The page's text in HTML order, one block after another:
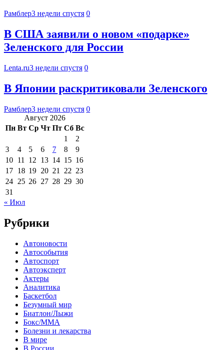
Рамблер3 недели спустя 0
В США заявили о новом «подарке»
Зеленского для России
Lenta.ru3 недели спустя 0
В Японии раскритиковали Зеленского
Рамблер3 недели спустя 0
Август 2026
Пн Вт Ср Чт Пт Сб Вс
1
2
3
4 5 6 7 8
9
10 11 12 13 14 15 16
17 18 19 20 21 22 23
24 25 26 27 28 29 30
31
« Июл
Рубрики
Автоновости
Автособытия
Автоспорт
Автоэксперт
Актеры
Аналитика
Баскетбол
Безумный мир
Биатлон/Лыжи
Бокс/MMA
Болезни и лекарства
В мире
В России